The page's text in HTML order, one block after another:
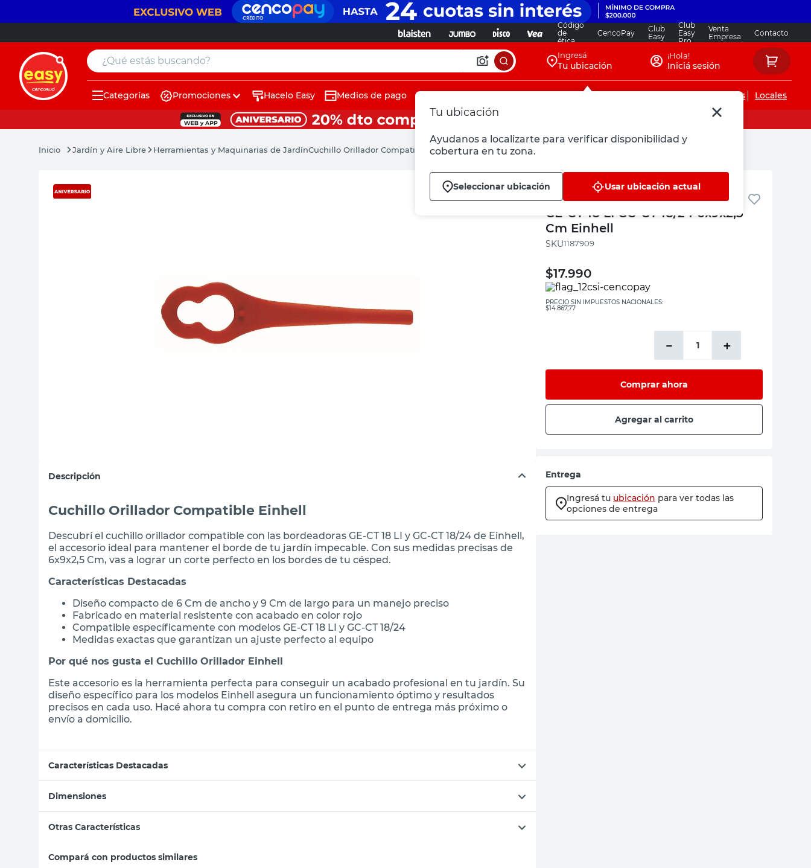
Código
de
ética
CencoPay
Club
Easy
Club
Easy
Pro
Venta
Empresa
Contacto
¿Qué estás buscando? Ingresá
Tu ubicación
Tu ubicación
Ayudanos a localizarte para verificar disponibilidad y
cobertura en tu zona.
Seleccionar ubicación Usar ubicación actual
¡Hola!
Iniciá sesión
Categorías Promociones Hacelo Easy Medios de pago Servicios de instalaciones Locales
Jardín y Aire Libre Herramientas y Maquinarias de JardínCuchillo Orillador Compatible GE-CT 18 LI GC-CT 18/24 6x9x2,5 Cm Einhell
Descripción
Cuchillo Orillador Compatible Einhell
Descubrí el cuchillo orillador compatible con las bordeadoras GE-CT 18 LI y GC-CT 18/24 de Einhell,
el accesorio ideal para mantener el borde de tu jardín impecable. Con sus medidas precisas de
6x9x2,5 Cm, vas a lograr un corte perfecto en los bordes de tu césped.
Características Destacadas
Diseño compacto de 6 Cm de ancho y 9 Cm de largo para un manejo preciso
Fabricado en material resistente con acabado en color rojo
Compatible específicamente con modelos GE-CT 18 LI y GC-CT 18/24
Medidas exactas que garantizan un ajuste perfecto al equipo
Por qué nos gusta el Cuchillo Orillador Einhell
Este accesorio es la herramienta perfecta para conseguir un acabado profesional en tu jardín. Su
diseño específico para los modelos Einhell asegura un funcionamiento óptimo y resultados
precisos en cada uso. Hacé ahora tu compra con retiro en el punto de entrega más próximo o
envío a domicilio.
Características Destacadas
Dimensiones
Otras Características
Compará con productos similares
Einhell
Cuchillo Orillador Compatible
GE-CT 18 LI GC-CT 18/24 6x9x2,5
Cm Einhell
:1187909
$17.990
PRECIO SIN IMPUESTOS NACIONALES:
$14.867,77
＋
－
Comprar ahora
Agregar al carrito
Entrega
Ingresá tu ubicación para ver todas las
opciones de entrega
muebles